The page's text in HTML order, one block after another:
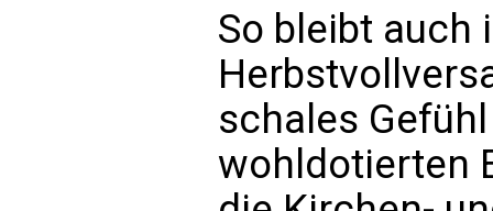
So bleibt auch
schales
wohldotierten